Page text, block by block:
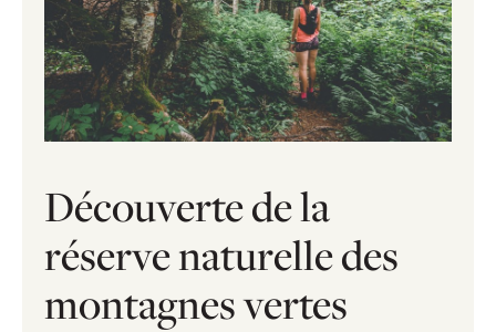
Voici quelques conseils pour des randonnées
sécuritaires et agréables avec Nadia Fredette
des Sentiers de l'Estrie.
Découverte de la
réserve naturelle des
montagnes vertes